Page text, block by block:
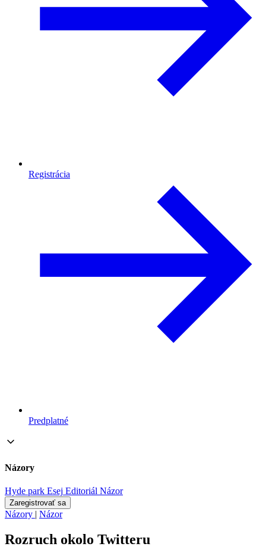
Registrácia
Predplatné
Názory
Hyde park Esej Editoriál Názor
Zaregistrovať sa
Názory | Názor
Rozruch okolo Twitteru